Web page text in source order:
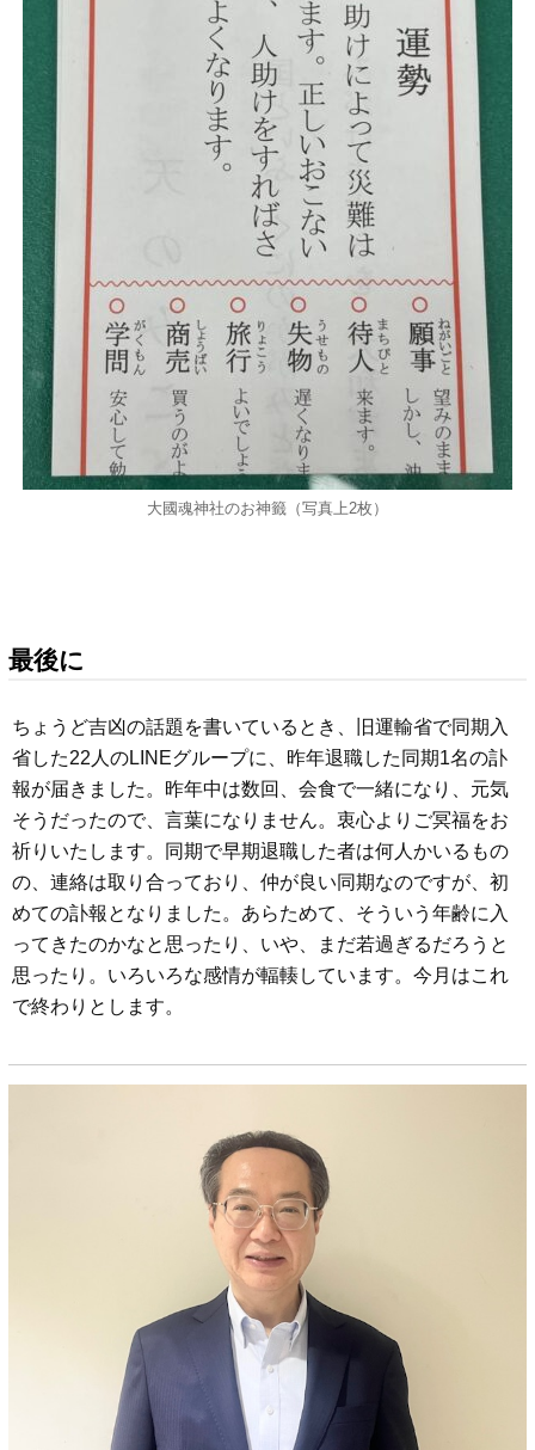
大國魂神社のお神籤（写真上2枚）
最後に
ちょうど吉凶の話題を書いているとき、旧運輸省で同期入
省した22人のLINEグループに、昨年退職した同期1名の訃
報が届きました。昨年中は数回、会食で一緒になり、元気
そうだったので、言葉になりません。衷心よりご冥福をお
祈りいたします。同期で早期退職した者は何人かいるもの
の、連絡は取り合っており、仲が良い同期なのですが、初
めての訃報となりました。あらためて、そういう年齢に入
ってきたのかなと思ったり、いや、まだ若過ぎるだろうと
思ったり。いろいろな感情が輻輳しています。今月はこれ
で終わりとします。